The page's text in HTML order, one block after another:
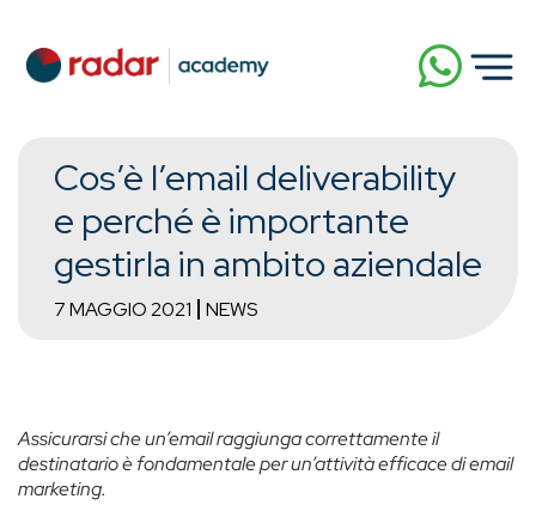
Cos’è l’email deliverability
e perché è importante
gestirla in ambito aziendale
7 MAGGIO 2021 NEWS
Assicurarsi che un’email raggiunga correttamente il
destinatario è fondamentale per un’attività efficace di email
marketing.